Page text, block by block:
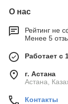
О нас
Рейтинг не
Менее 5
Работает с
г. Астана
Астана,
Контакты